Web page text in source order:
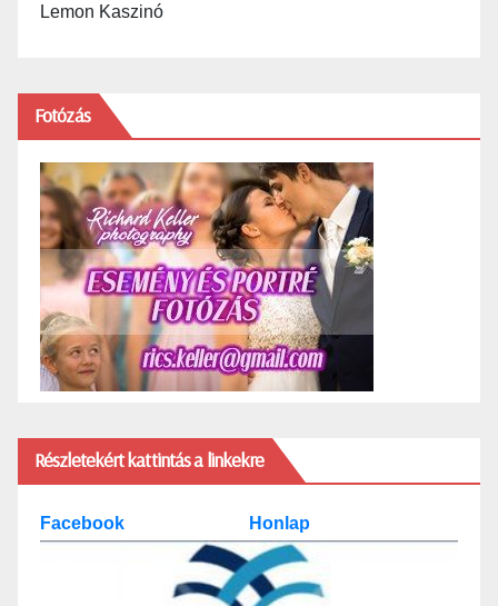
Lemon Kaszinó
Fotózás
Részletekért kattintás a linkekre
Facebook Honlap